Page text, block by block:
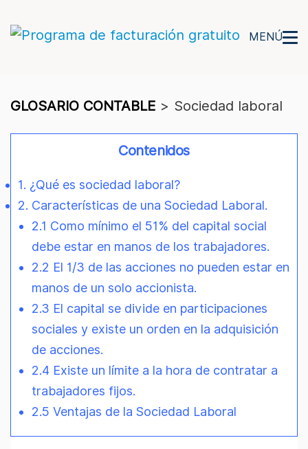
MENÚ
GLOSARIO CONTABLE > Sociedad laboral
Contenidos
1. ¿Qué es sociedad laboral?
2. Características de una Sociedad Laboral.
2.1 Como mínimo el 51% del capital social
debe estar en manos de los trabajadores.
2.2 El 1/3 de las acciones no pueden estar en
manos de un solo accionista.
2.3 El capital se divide en participaciones
sociales y existe un orden en la adquisición
de acciones.
2.4 Existe un límite a la hora de contratar a
trabajadores fijos.
2.5 Ventajas de la Sociedad Laboral